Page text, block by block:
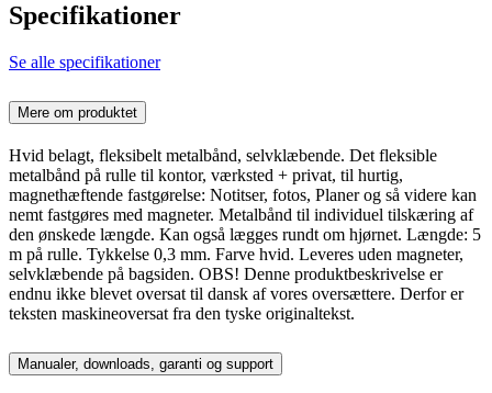
Specifikationer
Se alle specifikationer
Mere om produktet
Hvid belagt, fleksibelt metalbånd, selvklæbende. Det fleksible
metalbånd på rulle til kontor, værksted + privat, til hurtig,
magnethæftende fastgørelse: Notitser, fotos, Planer og så videre kan
nemt fastgøres med magneter. Metalbånd til individuel tilskæring af
den ønskede længde. Kan også lægges rundt om hjørnet. Længde: 5
m på rulle. Tykkelse 0,3 mm. Farve hvid. Leveres uden magneter,
selvklæbende på bagsiden. OBS! Denne produktbeskrivelse er
endnu ikke blevet oversat til dansk af vores oversættere. Derfor er
teksten maskineoversat fra den tyske originaltekst.
Manualer, downloads, garanti og support